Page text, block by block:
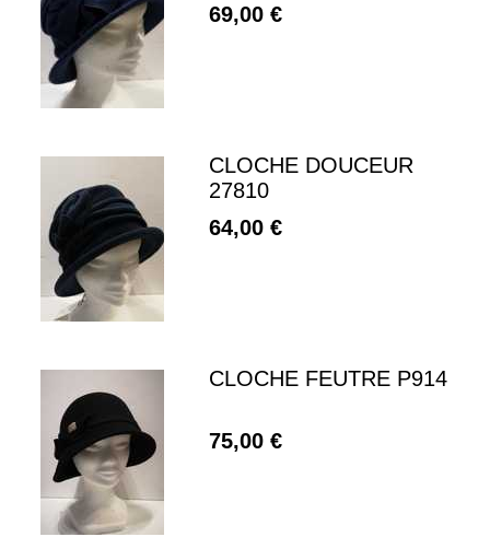
69,00 €
CLOCHE DOUCEUR
27810
64,00 €
CLOCHE FEUTRE P914
75,00 €